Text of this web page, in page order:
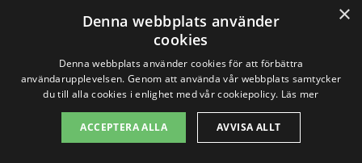
exempel på städer där du kan söka efter
professionell hjälp:
Söderköping
×
Denna webbplats använder
cookies
Denna webbplats använder cookies för att förbättra
användarupplevelsen. Genom att använda vår webbplats samtycker
du till alla cookies i enlighet med vår cookiepolicy. Läs mer
ACCEPTERA ALLA AVVISA ALLT